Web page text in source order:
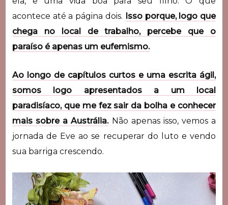
acontece até a página dois. Isso porque, logo que
chega no local de trabalho, percebe que o
paraíso é apenas um eufemismo.
Ao longo de capítulos curtos e uma escrita ágil,
somos logo apresentados a um local
paradisíaco, que me fez sair da bolha e conhecer
mais sobre a Austrália.Não apenas isso, vemos a
jornada de Eve ao se recuperar do luto e vendo
sua barriga crescendo.